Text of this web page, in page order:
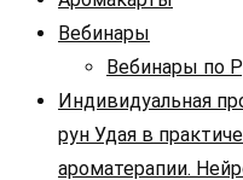
Вебинары
Вебинары по
Индивидуальная
рун Удая в
ароматерапии.